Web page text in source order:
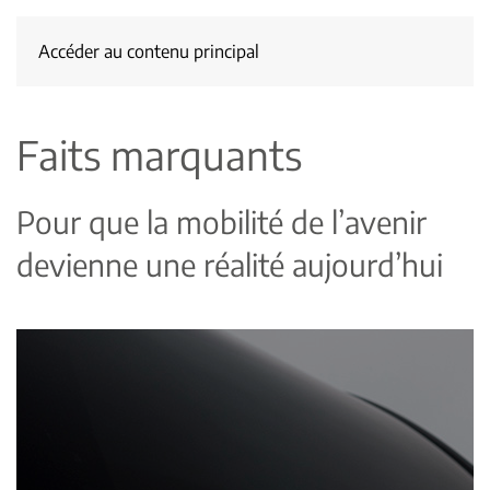
Accéder au contenu principal
Faits marquants
Pour que la mobilité de l’avenir
devienne une réalité aujourd’hui
du
d’un
autobus
100%
électrique
Irizar
Cette